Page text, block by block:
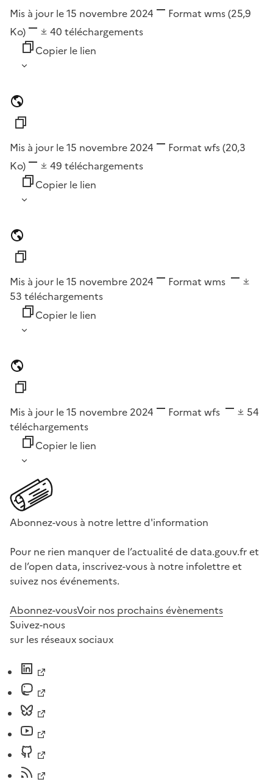
Mis à jour le 15 novembre 2024 Format wms(25,9
Ko)
40 téléchargements
Copier le lien
Mis à jour le 15 novembre 2024 Format wfs(20,3
Ko)
49 téléchargements
Copier le lien
Mis à jour le 15 novembre 2024 Format wms
53 téléchargements
Copier le lien
Mis à jour le 15 novembre 2024 Format wfs
54
téléchargements
Copier le lien
Abonnez-vous à notre lettre d'information
Pour ne rien manquer de l’actualité de data.gouv.fr et
de l’open data, inscrivez-vous à notre infolettre et
suivez nos événements.
Abonnez-vousVoir nos prochains évènements
Suivez-nous
sur les réseaux sociaux